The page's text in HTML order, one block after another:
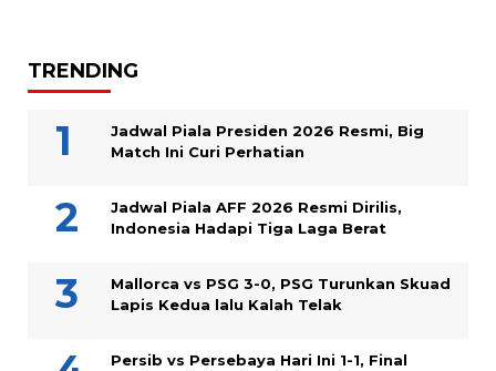
TRENDING
Jadwal Piala Presiden 2026 Resmi, Big
Match Ini Curi Perhatian
Jadwal Piala AFF 2026 Resmi Dirilis,
Indonesia Hadapi Tiga Laga Berat
Mallorca vs PSG 3-0, PSG Turunkan Skuad
Lapis Kedua lalu Kalah Telak
Persib vs Persebaya Hari Ini 1-1, Final